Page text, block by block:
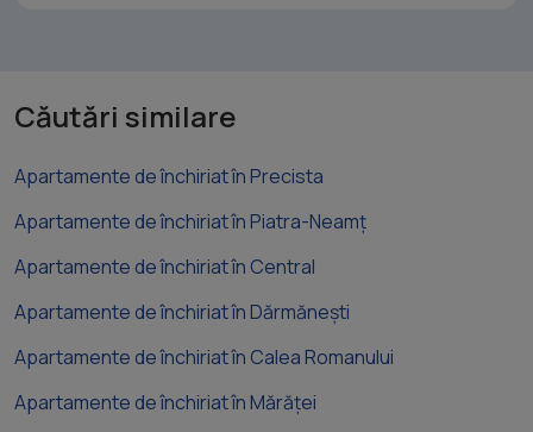
Căutări similare
Apartamente de închiriat în Precista
Apartamente de închiriat în Piatra-Neamț
Apartamente de închiriat în Central
Apartamente de închiriat în Dărmănești
Apartamente de închiriat în Calea Romanului
Apartamente de închiriat în Mărăței